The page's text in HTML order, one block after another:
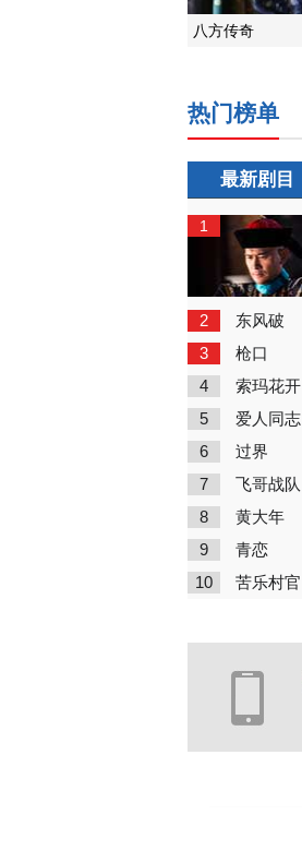
八方传奇
热门榜单
最新剧目
1
2 东风破
3 枪口
4 索玛花开
5 爱人同志
6 过界
7 飞哥战队
8 黄大年
9 青恋
10 苦乐村官